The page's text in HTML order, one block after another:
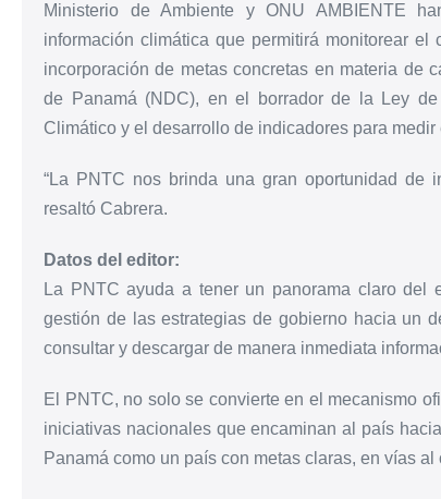
Ministerio de Ambiente y ONU AMBIENTE
información climática que permitirá monitorear
incorporación de metas concretas en materia de
de Panamá (NDC), en el borrador de la Ley
Climático y el desarrollo de indicadores para medir
“La PNTC nos brinda una gran oportunidad de
resaltó Cabrera.
Datos del editor:
La PNTC ayuda a tener un panorama claro del
gestión de las estrategias de gobierno hacia un
consultar y descargar de manera inmediata
El PNTC, no solo se convierte en el mecanismo
iniciativas nacionales que encaminan al país
Panamá como un país con metas claras, en vías